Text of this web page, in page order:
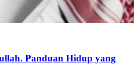
Panduan Hidup yang